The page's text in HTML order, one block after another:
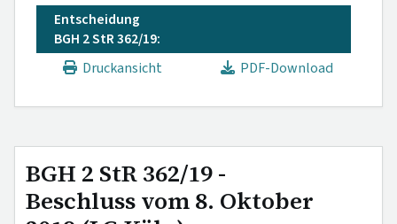
Entscheidung
BGH 2 StR 362/19:
Druckansicht
PDF-Download
BGH 2 StR 362/19 -
Beschluss vom 8. Oktober